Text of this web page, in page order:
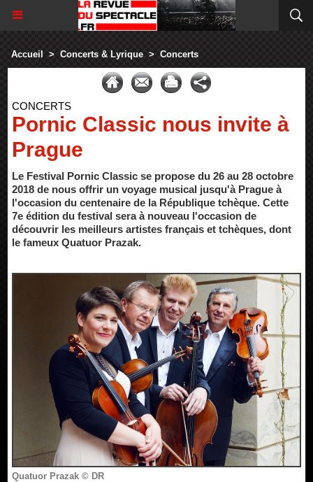
Accueil > Concerts & Lyrique > Concerts
CONCERTS
Pornic Classic nous invite à
Prague
Le Festival Pornic Classic se propose du 26 au 28 octobre
2018 de nous offrir un voyage musical jusqu'à Prague à
l'occasion du centenaire de la République tchèque. Cette
7e édition du festival sera à nouveau l'occasion de
découvrir les meilleurs artistes français et tchèques, dont
le fameux Quatuor Prazak.
Quatuor Prazak © DR